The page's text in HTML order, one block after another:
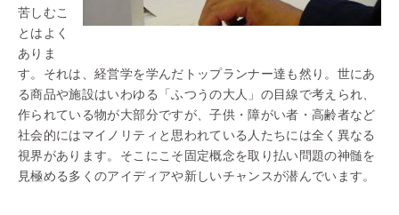
苦しむこ
とはよく
ありま
す。それは、経営学を学んだトップランナー達も然り。世にあ
る商品や施設はいわゆる「ふつうの大人」の目線で考えられ、
作られている物が大部分ですが、子供・障がい者・高齢者など
社会的にはマイノリティと思われている人たちには全く異なる
視界があります。そこにこそ固定概念を取り払い問題の神髄を
見極める多くのアイディアや新しいチャンスが潜んでいます。